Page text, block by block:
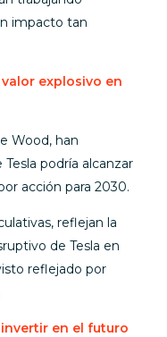
impacto tan
explosivo en
Wood, han
podría alcanzar
acción para 2030.
reflejan la
de Tesla en
reflejado por
en el futuro